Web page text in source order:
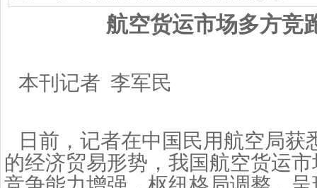
航空货运市场多方竞
本刊记者 李军民
日前 ， 记者在中国民用航空局获
的经济贸易形势，我国航空货运